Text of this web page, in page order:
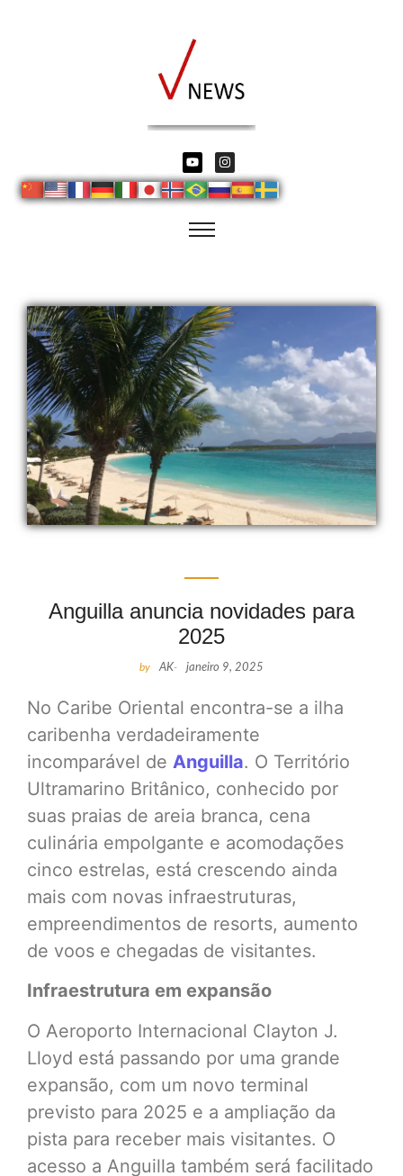
Anguilla anuncia novidades para
2025
by AK- janeiro 9, 2025
No Caribe Oriental encontra-se a ilha
caribenha verdadeiramente
incomparável de Anguilla. O Território
Ultramarino Britânico, conhecido por
suas praias de areia branca, cena
culinária empolgante e acomodações
cinco estrelas, está crescendo ainda
mais com novas infraestruturas,
empreendimentos de resorts, aumento
de voos e chegadas de visitantes.
Infraestrutura em expansão
O Aeroporto Internacional Clayton J.
Lloyd está passando por uma grande
expansão, com um novo terminal
previsto para 2025 e a ampliação da
pista para receber mais visitantes. O
acesso a Anguilla também será facilitado